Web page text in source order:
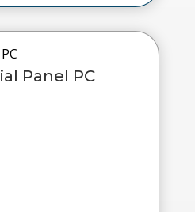
Panel PC